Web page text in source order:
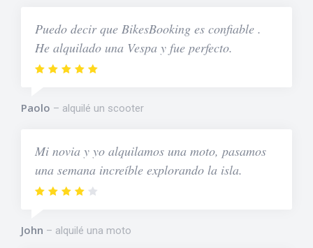
Puedo decir que BikesBooking es confiable .
He alquilado una Vespa y fue perfecto.
Paolo alquilé un scooter
Mi novia y yo alquilamos una moto, pasamos
una semana increíble explorando la isla.
John alquilé una moto